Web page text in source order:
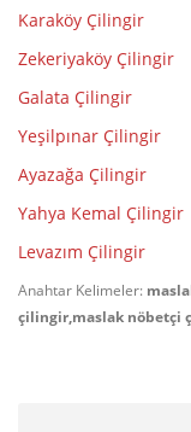
Karaköy Çilingir
Zekeriyaköy Çilingir
Galata Çilingir
Yeşilpınar Çilingir
Ayazağa Çilingir
Yahya Kemal Çilingir
Levazım Çilingir
Anahtar Kelimeler:
çilingir,maslak nöbetçi